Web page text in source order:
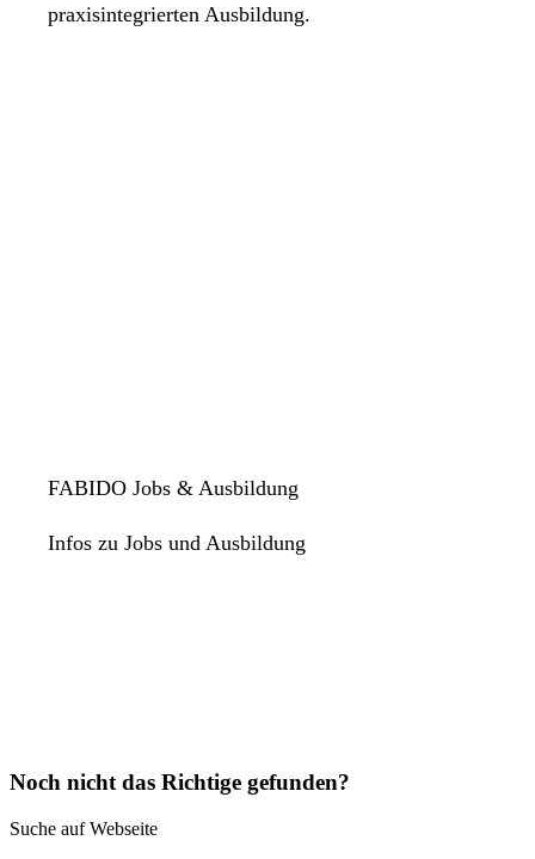
praxisintegrierten Ausbildung.
FABIDO Jobs & Ausbildung
Infos zu Jobs und Ausbildung
Noch nicht das Richtige gefunden?
Suche auf Webseite